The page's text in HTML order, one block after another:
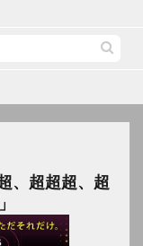
、超超超、超